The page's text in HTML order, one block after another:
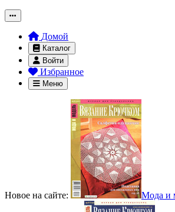
Домой
Каталог
Войти
Избранное
Меню
Новое на сайте: Мода и